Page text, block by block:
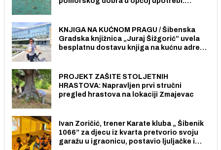
KNJIGA NA KUĆNOM PRAGU / Šibenska
Gradska knjižnica „Juraj Šižgorić” uvela
besplatnu dostavu knjiga na kućnu adresu
PROJEKT ZAŠITE STOLJETNIH
HRASTOVA: Napravljen prvi stručni
pregled hrastova na lokaciji Zmajevac
Ivan Zoričić, trener Karate kluba „ Šibenik
1066” za djecu iz kvarta pretvorio svoju
garažu u igraonicu, postavio ljuljačke i